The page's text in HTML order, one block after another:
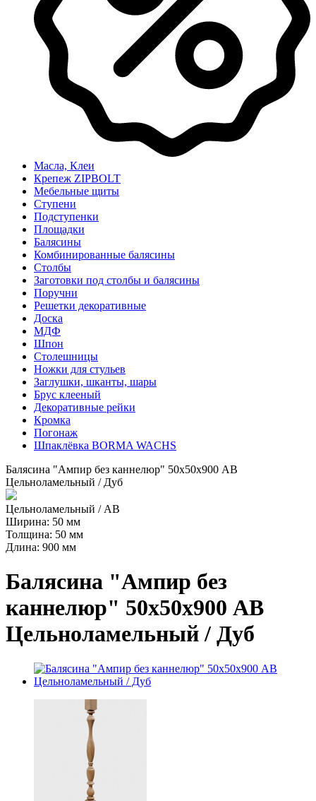
Масла, Клеи
Крепеж ZIPBOLT
Мебельные щиты
Ступени
Подступенки
Площадки
Балясины
Комбинированные балясины
Столбы
Заготовки под столбы и балясины
Поручни
Решетки декоративные
Доска
МДФ
Шпон
Столешницы
Ножки для стульев
Заглушки, шканты, шары
Брус клееный
Декоративные рейки
Кромка
Погонаж
Шпаклёвка BORMA WACHS
Балясина "Ампир без каннелюр" 50х50х900 АВ
Цельноламельный / Дуб
Цельноламельный / AB
Ширина: 50 мм
Толщина: 50 мм
Длина: 900 мм
Балясина "Ампир без
каннелюр" 50х50х900 АВ
Цельноламельный / Дуб